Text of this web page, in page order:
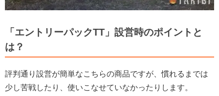
「エントリーパックTT」設営時のポイントと
は？
評判通り設営が簡単なこちらの商品ですが、慣れるまでは
少し苦戦したり、使いこなせていなかったりします。